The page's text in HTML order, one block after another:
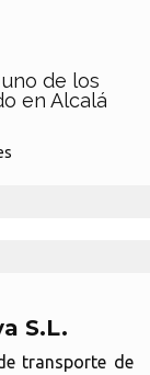
de los
en Alcalá
S.L.
transporte de